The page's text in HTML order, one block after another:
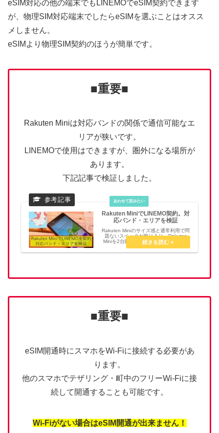
eSIM対応の他の端末でもLINEMOでeSIM契約できます
が、物理SIM対応端末でしたらeSIMを選ぶことはオスス
メしません。
eSIMより物理SIM契約のほうが簡単です。
■重要■
Rakuten Miniは対応バンドの関係で通信可能なエ
リアが狭いです。
LINEMOで使用はできますが、圏外になる場所が
あります。
下記記事で検証しました。
Rakuten MiniでLINEMO契約。対
応バンド・エリアを検証
Rakuten Miniのサイズ感と通常利用で問
題ないスペックが気に入り、Rakuten
Miniを2台購入した管理人です。気に入
って入るのですが、メインのスマホは別
に持っています。サブ利用なので通信量
■重要■
eSIM開通時にスマホをWi-Fiに接続する必要があ
ります。
他のスマホでテザリング・町中のフリーWi-Fiに接
続して開通することも可能です。
Wi-Fiがない場合はeSIM開通が出来ません！